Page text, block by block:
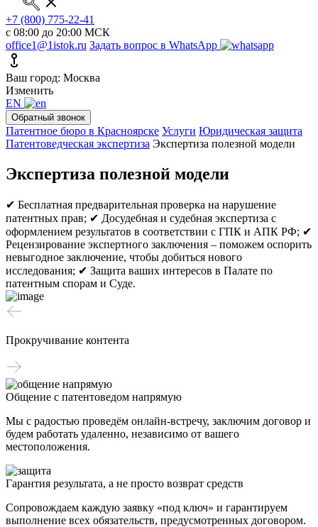
+7 (800) 775-22-41
с 08:00 до 20:00 МСК
office1@1istok.ru Задать вопрос в WhatsApp
Ваш город: Москва
Изменить
EN
Обратный звонок
Патентное бюро в Красноярске Услуги Юридическая защита
Патентоведческая экспертиза Экспертиза полезной модели
Экспертиза полезной модели
✔ Бесплатная предварительная проверка на нарушение
патентных прав; ✔ Досудебная и судебная экспертиза с
оформлением результатов в соответствии с ГПК и АПК РФ; ✔
Рецензирование экспертного заключения – поможем оспорить
невыгодное заключение, чтобы добиться нового
исследования; ✔ Защита ваших интересов в Палате по
патентным спорам и Суде.
Прокручивание контента
Общение с патентоведом напрямую
Мы с радостью проведём онлайн-встречу, заключим договор и
будем работать удаленно, независимо от вашего
местоположения.
Гарантия результата, а не просто возврат средств
Сопровождаем каждую заявку «под ключ» и гарантируем
выполнение всех обязательств, предусмотренных договором.